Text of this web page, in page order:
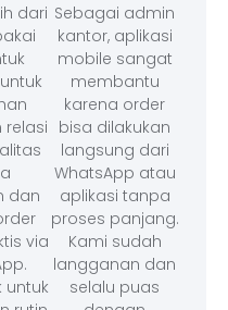
dari
relasi
dan
via
untuk
Sebagai admin
kantor, aplikasi
mobile sangat
membantu
karena order
bisa dilakukan
langsung dari
WhatsApp atau
aplikasi tanpa
proses panjang.
Kami sudah
langganan dan
selalu puas